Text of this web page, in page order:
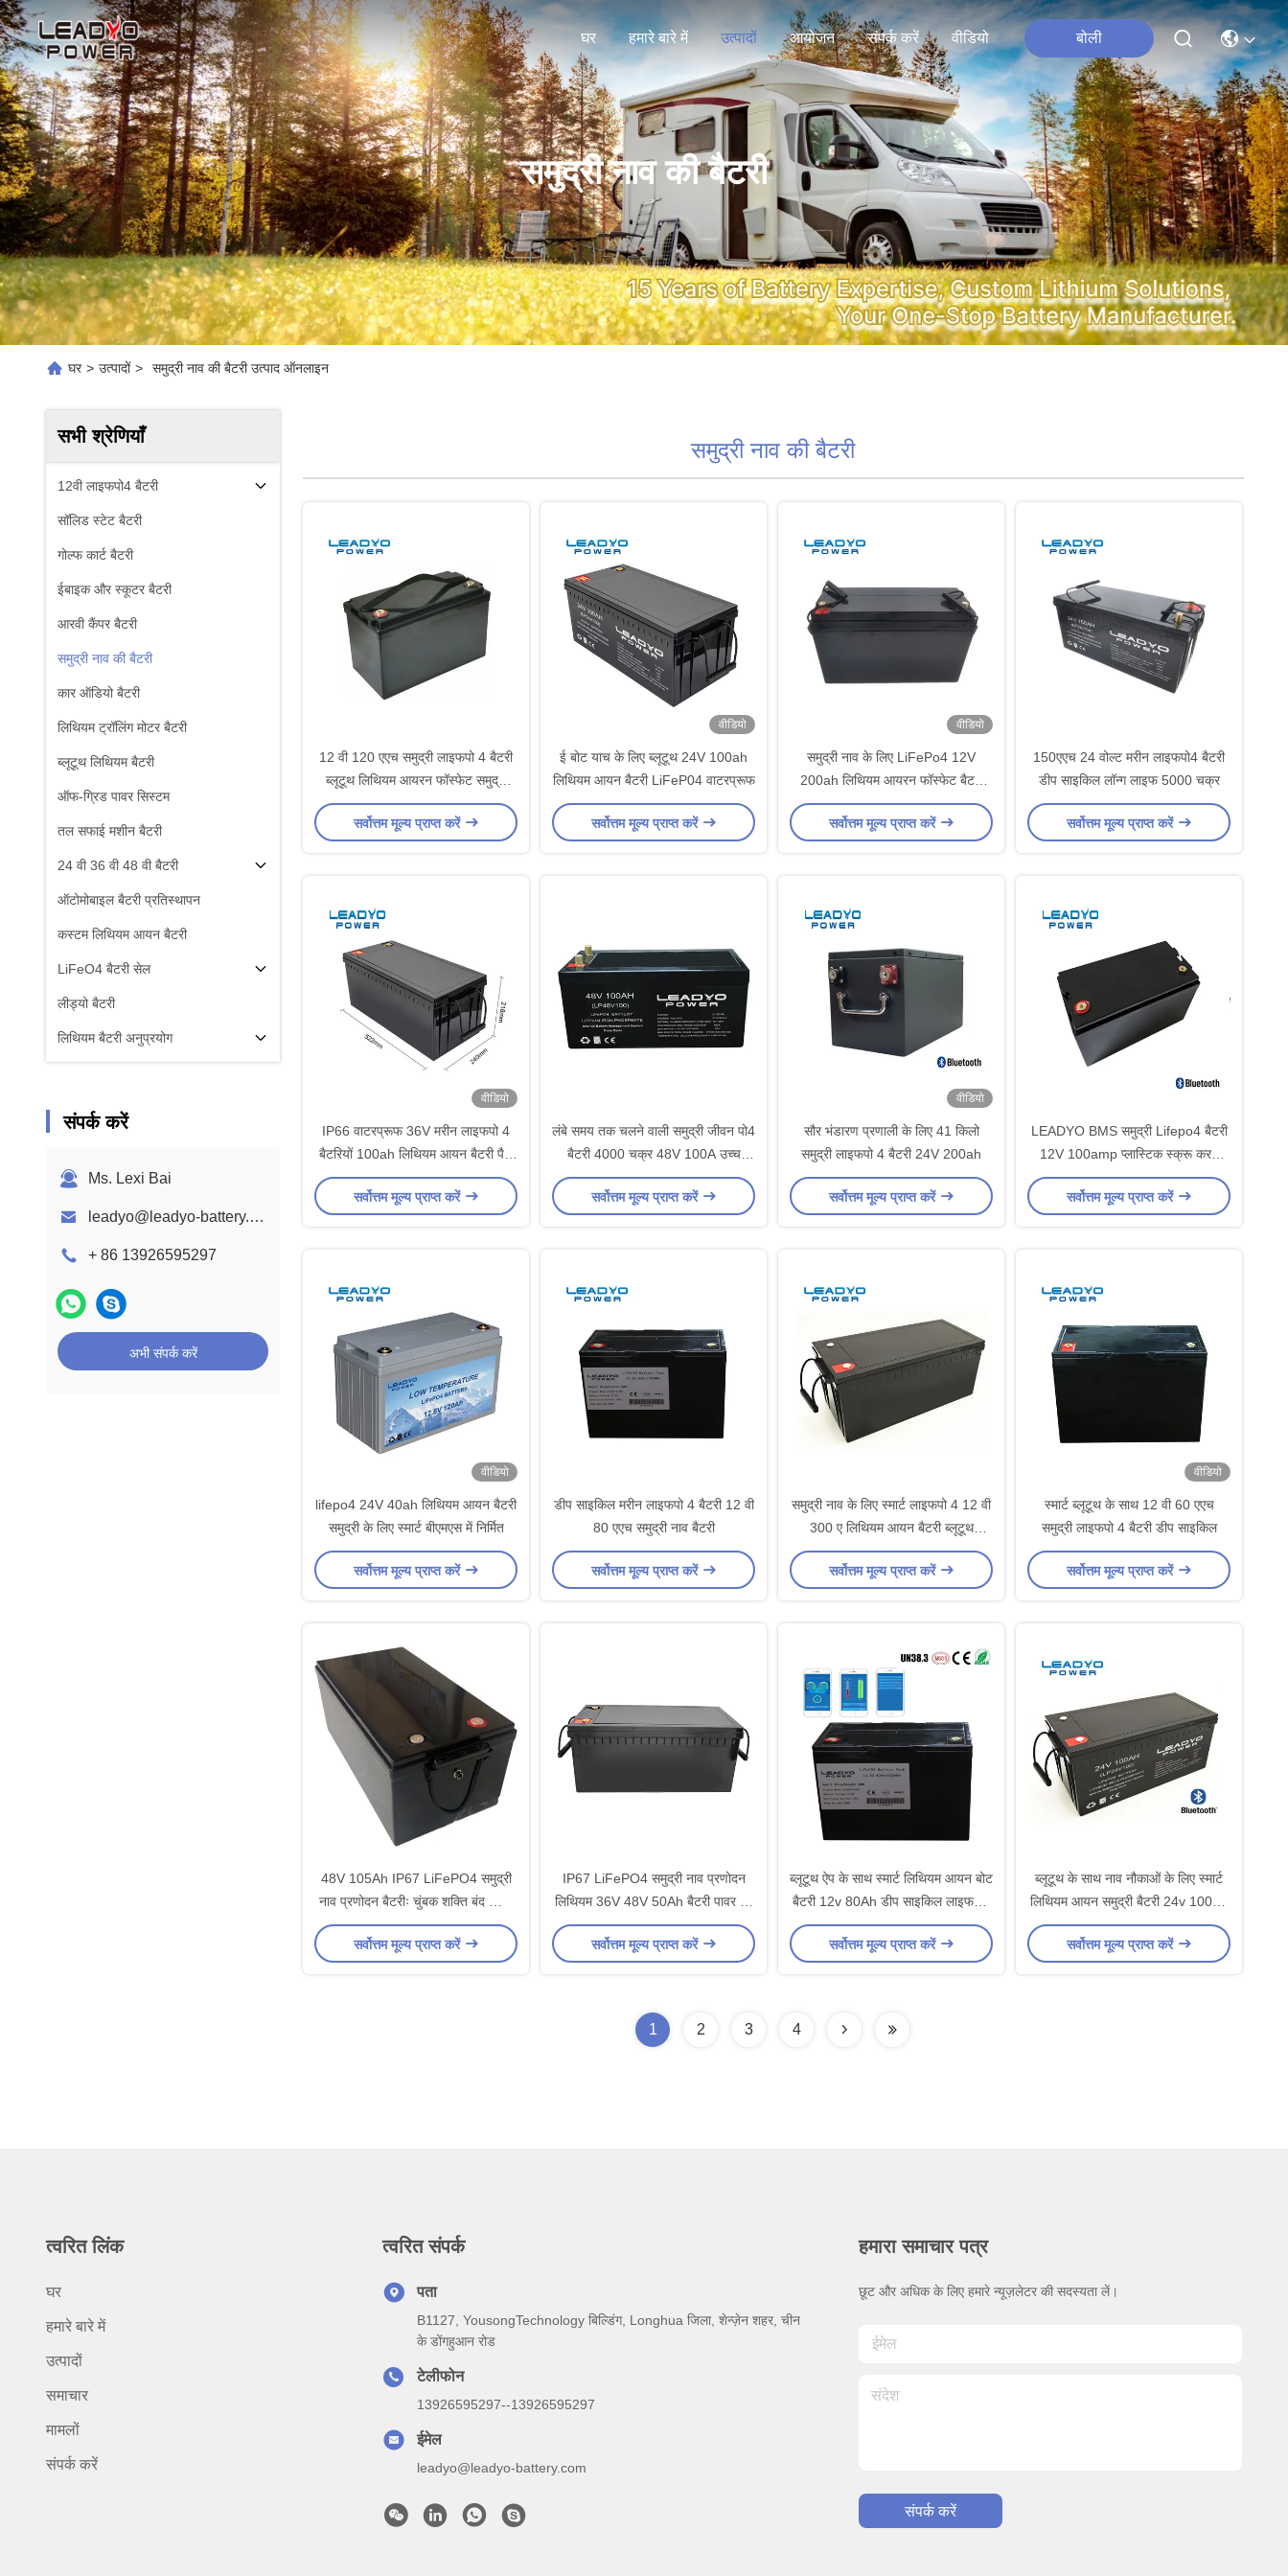
घर हमारे बारे में उत्पादों आयोजन संपर्क करें वीडियो बोली
समुद्री नाव की बैटरी
घर > उत्पादों > समुद्री नाव की बैटरी उत्पाद ऑनलाइन
सभी श्रेणियाँ
12वी लाइफपो4 बैटरी
सॉलिड स्टेट बैटरी
गोल्फ कार्ट बैटरी
ईबाइक और स्कूटर बैटरी
आरवी कैंपर बैटरी
समुद्री नाव की बैटरी
कार ऑडियो बैटरी
लिथियम ट्रॉलिंग मोटर बैटरी
ब्लूटूथ लिथियम बैटरी
ऑफ-ग्रिड पावर सिस्टम
तल सफाई मशीन बैटरी
24 वी 36 वी 48 वी बैटरी
ऑटोमोबाइल बैटरी प्रतिस्थापन
कस्टम लिथियम आयन बैटरी
LiFeO4 बैटरी सेल
लीड्यो बैटरी
लिथियम बैटरी अनुप्रयोग
संपर्क करें
Ms. Lexi Bai
leadyo@leadyo-battery.com
+ 86 13926595297
अभी संपर्क करें
समुद्री नाव की बैटरी
12 वी 120 एएच समुद्री लाइफपो 4 बैटरी
ब्लूटूथ लिथियम आयरन फॉस्फेट समुद्री
बैटरी
सर्वोत्तम मूल्य प्राप्त करें
वीडियो
ई बोट याच के लिए ब्लूटूथ 24V 100ah
लिथियम आयन बैटरी LiFeP04 वाटरप्रूफ
सर्वोत्तम मूल्य प्राप्त करें
वीडियो
समुद्री नाव के लिए LiFePo4 12V
200ah लिथियम आयरन फॉस्फेट बैटरी
स्क्रू करने योग्य ABS केस
सर्वोत्तम मूल्य प्राप्त करें
150एएच 24 वोल्ट मरीन लाइफपो4 बैटरी
डीप साइकिल लॉन्ग लाइफ 5000 चक्र
सर्वोत्तम मूल्य प्राप्त करें
वीडियो
IP66 वाटरप्रूफ 36V मरीन लाइफपो 4
बैटरियों 100ah लिथियम आयन बैटरी पैक
BMS . के साथ
सर्वोत्तम मूल्य प्राप्त करें
लंबे समय तक चलने वाली समुद्री जीवन पो4
बैटरी 4000 चक्र 48V 100A उच्च
प्रदर्शन
सर्वोत्तम मूल्य प्राप्त करें
वीडियो
सौर भंडारण प्रणाली के लिए 41 किलो
समुद्री लाइफपो 4 बैटरी 24V 200ah
सर्वोत्तम मूल्य प्राप्त करें
LEADYO BMS समुद्री Lifepo4 बैटरी
12V 100amp प्लास्टिक स्क्रू करने
योग्य केस:
सर्वोत्तम मूल्य प्राप्त करें
वीडियो
lifepo4 24V 40ah लिथियम आयन बैटरी
समुद्री के लिए स्मार्ट बीएमएस में निर्मित
सर्वोत्तम मूल्य प्राप्त करें
डीप साइकिल मरीन लाइफपो 4 बैटरी 12 वी
80 एएच समुद्री नाव बैटरी
सर्वोत्तम मूल्य प्राप्त करें
समुद्री नाव के लिए स्मार्ट लाइफपो 4 12 वी
300 ए लिथियम आयन बैटरी ब्लूटूथ
बीएमएस
सर्वोत्तम मूल्य प्राप्त करें
वीडियो
स्मार्ट ब्लूटूथ के साथ 12 वी 60 एएच
समुद्री लाइफपो 4 बैटरी डीप साइकिल
सर्वोत्तम मूल्य प्राप्त करें
48V 105Ah IP67 LiFePO4 समुद्री
नाव प्रणोदन बैटरीः चुंबक शक्ति बंद स्विच
के साथ
सर्वोत्तम मूल्य प्राप्त करें
IP67 LiFePO4 समुद्री नाव प्रणोदन
लिथियम 36V 48V 50Ah बैटरी पावर बंद
चुंबक के साथ स्विच
सर्वोत्तम मूल्य प्राप्त करें
ब्लूटूथ ऐप के साथ स्मार्ट लिथियम आयन बोट
बैटरी 12v 80Ah डीप साइकिल लाइफपो4
समुद्री बैटरी
सर्वोत्तम मूल्य प्राप्त करें
ब्लूटूथ के साथ नाव नौकाओं के लिए स्मार्ट
लिथियम आयन समुद्री बैटरी 24v 100Ah
डीप साइकिल लाइफपो4 बैटरी
सर्वोत्तम मूल्य प्राप्त करें
1 2 3 4
त्वरित लिंक
घर
हमारे बारे में
उत्पादों
समाचार
मामलों
संपर्क करें
त्वरित संपर्क
पता
B1127, YousongTechnology बिल्डिंग, Longhua जिला, शेन्ज़ेन शहर, चीन
के डोंगहुआन रोड
टेलीफोन
13926595297--13926595297
ईमेल
leadyo@leadyo-battery.com
हमारा समाचार पत्र
छूट और अधिक के लिए हमारे न्यूज़लेटर की सदस्यता लें।
संपर्क करें